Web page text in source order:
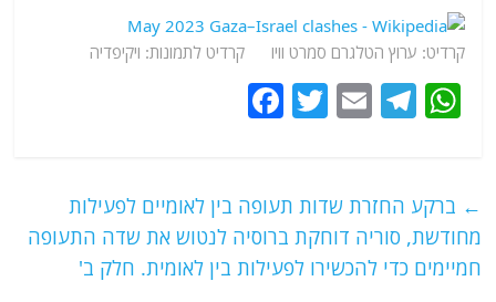
קרדיט: ערוץ הטלגרם סמרט וויו קרדיט לתמונות: ויקיפדיה
W
s
A
p
T
g
ra
m
E
l
T
er
e
b
o
← ברקע החזרת שדות תעופה בין לאומיים לפעילות
מחודשת, סוריה דוחקת ברוסיה לנטוש את שדה התעופה
חמיימים כדי להכשירו לפעילות בין לאומית. חלק ב'